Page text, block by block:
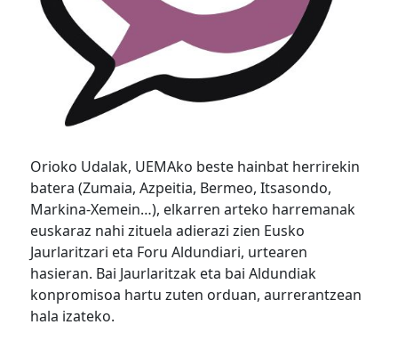
Orioko Udalak, UEMAko beste hainbat herrirekin
batera (Zumaia, Azpeitia, Bermeo, Itsasondo,
Markina-Xemein…), elkarren arteko harremanak
euskaraz nahi zituela adierazi zien Eusko
Jaurlaritzari eta Foru Aldundiari, urtearen
hasieran. Bai Jaurlaritzak eta bai Aldundiak
konpromisoa hartu zuten orduan, aurrerantzean
hala izateko.